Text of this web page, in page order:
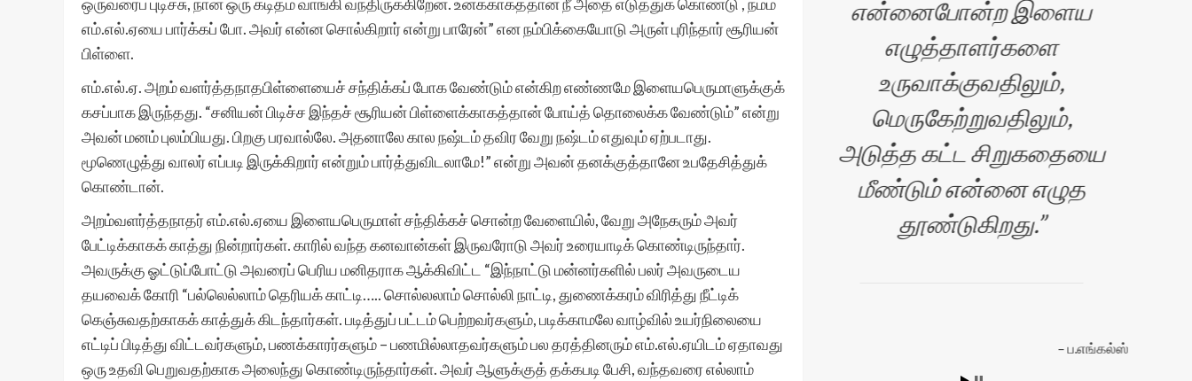
எம்.எல்.ஏயை பார்க்கப் போ. அவர் என்ன சொல்கிறார் என்று பாரேன்” என நம்பிக்கையோடு அருள் புரிந்தார் சூரியன்
பிள்ளை.
எம்.எல்.ஏ. அறம் வளர்த்தநாதபிள்ளையைச் சந்திக்கப் போக வேண்டும் என்கிற எண்ணமே இளையபெருமாளுக்குக்
கசப்பாக இருந்தது. “சனியன் பிடிச்ச இந்தச் சூரியன் பிள்ளைக்காகத்தான் போய்த் தொலைக்க வேண்டும்” என்று
அவன் மனம் புலம்பியது. பிறகு பரவால்லே. அதனாலே கால நஷ்டம் தவிர வேறு நஷ்டம் எதுவும் ஏற்படாது.
மூணெழுத்து வாலர் எப்படி இருக்கிறார் என்றும் பார்த்துவிடலாமே!” என்று அவன் தனக்குத்தானே உபதேசித்துக்
கொண்டான்.
அறம்வளர்த்தநாதர் எம்.எல்.ஏயை இளையபெருமாள் சந்திக்கச் சொன்ற வேளையில், வேறு அநேகரும் அவர்
பேட்டிக்காகக் காத்து நின்றார்கள். காரில் வந்த கனவான்கள் இருவரோடு அவர் உரையாடிக் கொண்டிருந்தார்.
அவருக்கு ஓட்டுப்போட்டு அவரைப் பெரிய மனிதராக ஆக்கிவிட்ட “இந்நாட்டு மன்னர்களில் பலர் அவருடைய
தயவைக் கோரி “பல்லெல்லாம் தெரியக் காட்டி….. சொல்லலாம் சொல்லி நாட்டி, துணைக்கரம் விரித்து நீட்டிக்
கெஞ்சுவதற்காகக் காத்துக் கிடந்தார்கள். படித்துப் பட்டம் பெற்றவர்களும், படிக்காமலே வாழ்வில் உயர்நிலையை
எட்டிப் பிடித்து விட்டவர்களும், பணக்காரர்களும் – பணமில்லாதவர்களும் பல தரத்தினரும் எம்.எல்.ஏயிடம் ஏதாவது
ஒரு உதவி பெறுவதற்காக அலைந்து கொண்டிருந்தார்கள். அவர் ஆளுக்குத் தக்கபடி பேசி, வந்தவரை எல்லாம்
இவைகளை எழுத்து
வடிவில் கொண்டு வர என்
போன்ற சிலர்
ஆசைப்படுவார்கள்.ஆனால்
தனியே நாட்குறிப்பு போல்
கற்பனைகள் சேர்ந்த கதை
வடிவில் எழுத விழையும்
எனைப் போன்றவர்களுக்கு
ஆதரவு அளித்து ஒரு
இணையதள மேடை
என்னைபோன்ற இளைய
எழுத்தாளர்களை
உருவாக்குவதிலும்,
மெருகேற்றுவதிலும்,
அடுத்த கட்ட சிறுகதையை
மீண்டும் என்னை எழுத
தூண்டுகிறது.
ப.எங்கல்ஸ்